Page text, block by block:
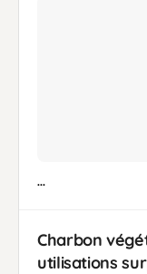
...
Charbon
utilisations